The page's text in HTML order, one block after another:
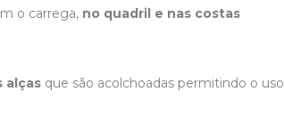
o carrega, no quadril e nas costas
alças que são acolchoadas permitindo o uso